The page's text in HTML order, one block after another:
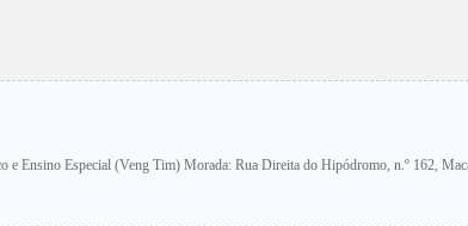
e Ensino Especial (Veng Tim) Morada: Rua Direita do Hipódromo, n.º 162,